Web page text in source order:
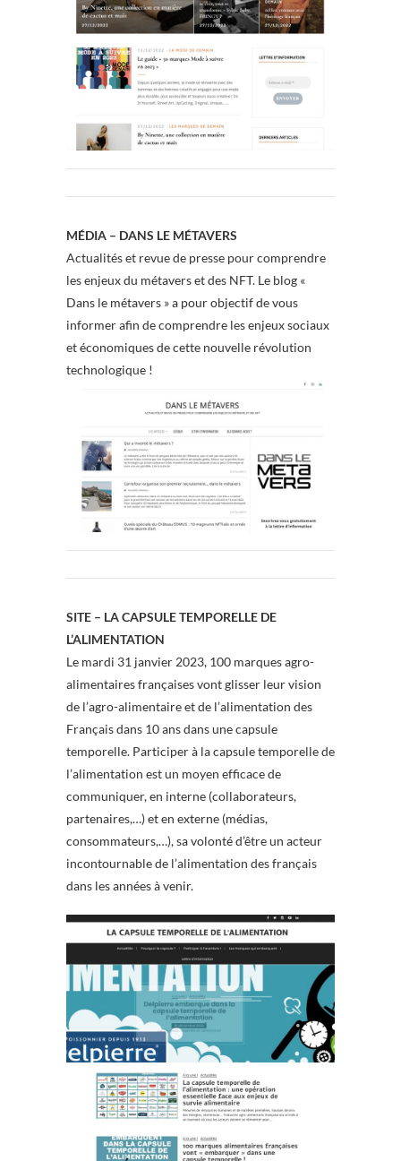
MÉDIA – DANS LE MÉTAVERS
Actualités et revue de presse pour comprendre
les enjeux du métavers et des NFT. Le blog «
Dans le métavers » a pour objectif de vous
informer afin de comprendre les enjeux sociaux
et économiques de cette nouvelle révolution
technologique !
SITE – LA CAPSULE TEMPORELLE DE
L’ALIMENTATION
Le mardi 31 janvier 2023, 100 marques agro-
alimentaires françaises vont glisser leur vision
de l’agro-alimentaire et de l’alimentation des
Français dans 10 ans dans une capsule
temporelle. Participer à la capsule temporelle de
l’alimentation est un moyen efficace de
communiquer, en interne (collaborateurs,
partenaires,…) et en externe (médias,
consommateurs,…), sa volonté d’être un acteur
incontournable de l’alimentation des français
dans les années à venir.